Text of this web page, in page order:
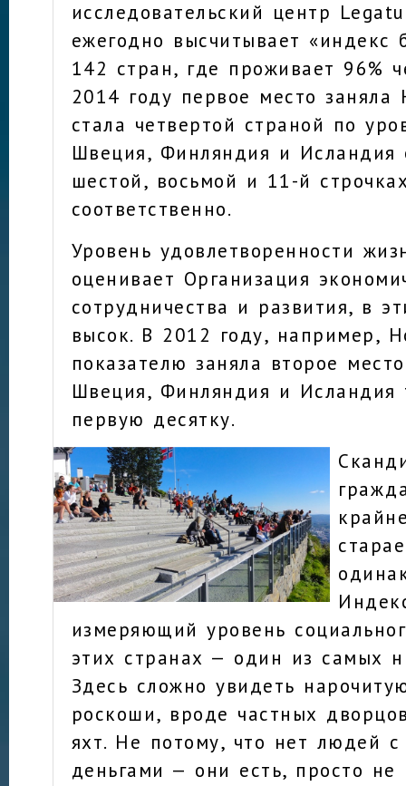
исследовательский центр
ежегодно высчитывает «индекс
142 стран, где проживает 96%
2014 году первое место заняла
стала четвертой страной по
Швеция, Финляндия и Исландия
шестой, восьмой и 11-й
соответственно.
Уровень удовлетворенности
оценивает Организация
сотрудничества и развития, в
высок. В 2012 году, например,
показателю заняла второе
Швеция, Финляндия и Исландия
первую десятку.
измеряющий уровень
этих странах — один из самых
Здесь сложно увидеть
роскоши, вроде частных
яхт. Не потому, что нет людей
деньгами — они есть, просто не